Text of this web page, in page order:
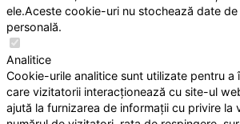
ele.Aceste cookie-uri nu stochează date
personală.
Analitice
Cookie-urile analitice sunt utilizate pentru a
care vizitatorii interacționează cu site-ul
ajută la furnizarea de informații cu privire la